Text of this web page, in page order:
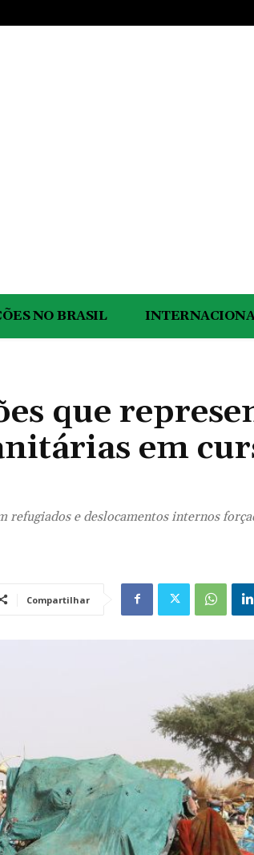
NO BRASIL
que
em
refugiados e deslocamentos internos
Compartilhar